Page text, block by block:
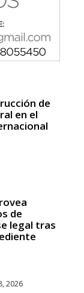
de
en el
de
legal tras
2026